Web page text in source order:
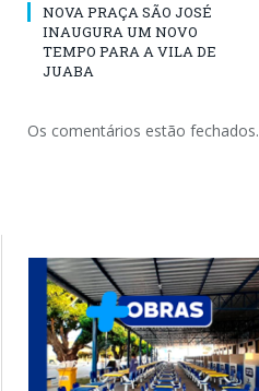
NOVA PRAÇA SÃO JOSÉ
INAUGURA UM NOVO
TEMPO PARA A VILA DE
JUABA
Os comentários estão fechados.